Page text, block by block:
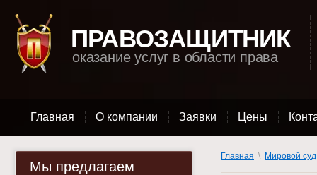
ПРАВОЗАЩИТНИК
оказание услуг в области права
Главная О компании Заявки Цены
Мы предлагаем
Главная \ Мировой